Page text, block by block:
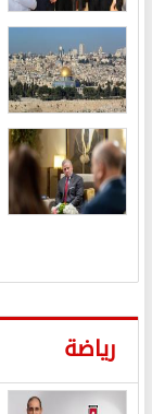
رياضة